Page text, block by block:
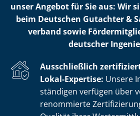
unser Angebot für Sie aus: Wir
beim Deutschen Gutachter &
ver­band sowie
deutscher
Ausschließlich
Lokal-Expertise: Unsere
stän­di­gen verfügen über
renommierte